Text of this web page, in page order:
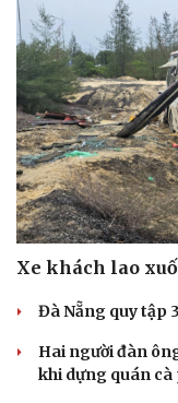
Xe khách lao
Đà Nẵng quy tập
Hai người đàn
khi dựng quán cà